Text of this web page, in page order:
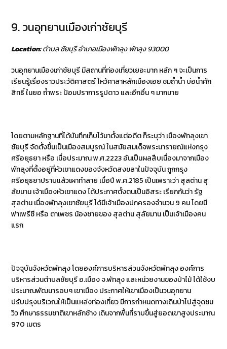
9. วนอุทยานเมืองเก่าชัยบุรี
Location:ตำบล ชัยบุรี อำเภอเมืองพัทลุง พัทลุง 93000
วนอุทยานเมืองเก่าชัยบุรี มีสถานที่ท่องเที่ยวเยอะมาก หลัก ๆ จะเป็นการ
เรียนรู้เรื่องราวประวัติศาสตร์ ไหว้ศาลาหลักเมืองเอย ชมถ้ำน้ำ บ่อน้ำศัก
สิทธิ์ ในยอ ถ้ำพระ ป้อมปราการรูปดาว และอีกอื่น ๆ มากมาย
โดยตามหลักฐานที่ได้บันทึกเก็บไว้มาตั้งแต่อดีต ก็ระบุว่า เมืองพัทลุงเขา
ชัยบุรี จัดตั้งขึ้นเป็นเมืองสมบูรณ์ ในสมัยสมเด็จพระนารายณ์แห่งกรุง
ศรีอยุธยา หรือ เมื่อประมาณ พ.ศ.2223 อันเป็นผลสืบเนื่องมาจากเมือง
พัทลุงที่ตั้งอยู่ที่หัวเขาแดงของจังหวัดสงขลาในปัจจุบัน ถูกกรุง
ศรีอยุธยาปราบแล้วเผาทำลาย เมื่อปี พ.ศ.2185 เป็นเพราะว่า สุลต่าน สุ
ลัยมาน เจ้าเมืองหัวเขาแดง ได้ประกาศตั้งตนเป็นอิสระ เรียกกันว่า รัฐ
สุลต่าน เมื่องพัทลุงเขาชัยบุรี ได้มีเจ้าเมืองปกครองจำนวน 9 คน โดยมี
ฟาเพรีซี หรือ ตาเพชร น้องชายของ สุลต่าน สุลัยมาน เป็นเจ้าเมืองคน
แรก
ปัจจุบันจังหวัดพัทลุง โดยองค์การบริหารส่วนจังหวัดพัทลุง องค์การ
บริหารส่วนตำบลชัยบุรี อ.เมือง จ.พัทลุง และหน่วยงานของป่าไม้ ได้ใช้งบ
ประมาณพัฒนารอบๆ เขาเมือง ประกาศให้เขาเมืองเป็นวนอุทยาน
ปรับปรุงบริเวณให้เป็นแหล่งท่องเที่ยว มีการกำหนดทางเดินป่าไปสู่จุดชม
วิว ศึกษาธรรมชาติเขาหลักช้าง เดินจากพื้นที่ราบขึ้นสู่ยอดเขาสูงประมาณ
970 เมตร